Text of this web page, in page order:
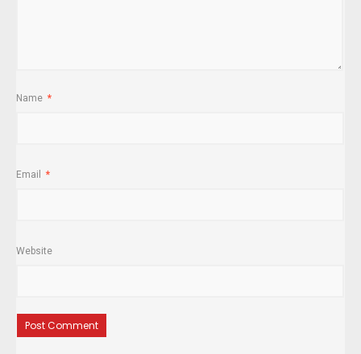
Name *
Email *
Website